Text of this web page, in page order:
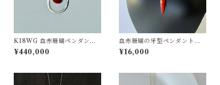
K18WG 血赤珊瑚ペンダント
D0.04ct pd-54
¥440,000
血赤珊瑚の牙型ペンダントト
ップ SV pd-37
¥16,000